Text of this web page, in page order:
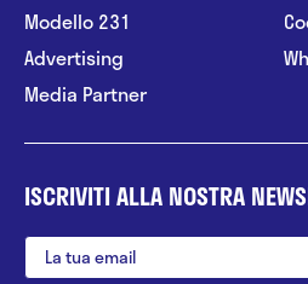
Modello 231
Advertising
Media Partner
ISCRIVITI ALLA NOSTRA